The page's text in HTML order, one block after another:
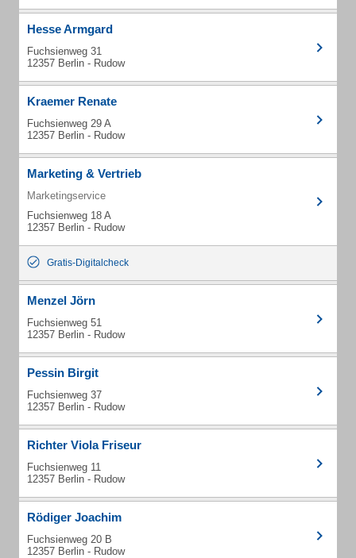
Hesse Armgard
Fuchsienweg 31
12357 Berlin - Rudow
Kraemer Renate
Fuchsienweg 29 A
12357 Berlin - Rudow
Marketing & Vertrieb
Marketingservice
Fuchsienweg 18 A
12357 Berlin - Rudow
Gratis-Digitalcheck
Menzel Jörn
Fuchsienweg 51
12357 Berlin - Rudow
Pessin Birgit
Fuchsienweg 37
12357 Berlin - Rudow
Richter Viola Friseur
Fuchsienweg 11
12357 Berlin - Rudow
Rödiger Joachim
Fuchsienweg 20 B
12357 Berlin - Rudow